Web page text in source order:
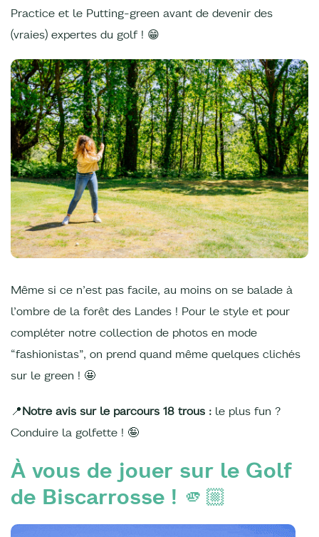
Practice et le Putting-green avant de devenir des
(vraies) expertes du golf ! 😁
Même si ce n’est pas facile, au moins on se balade à
l’ombre de la forêt des Landes ! Pour le style et pour
compléter notre collection de photos en mode
“fashionistas”, on prend quand même quelques clichés
sur le green ! 🤩
📍Notre avis sur le parcours 18 trous : le plus fun ?
Conduire la golfette ! 🤪
À vous de jouer sur le Golf
de Biscarrosse ! 🫵🏼